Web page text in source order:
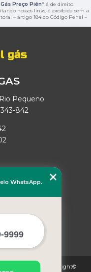
Preço Piên" é de direito
nossos links, é proibida sem a
– artigo 184 do Código Penal –
Pequeno
842
direitos autorais. Copyright©
WhatsApp.